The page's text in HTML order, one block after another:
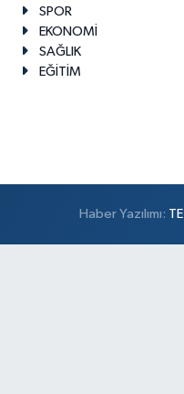
SPOR
EKONOMİ
SAĞLIK
EĞİTİM
Haber Yazılımı: